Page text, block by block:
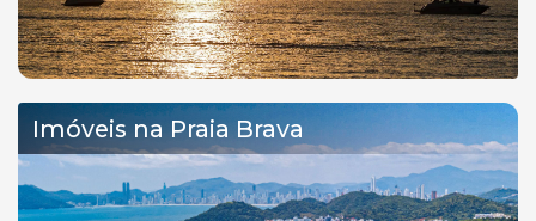
Imóveis na Praia Brava